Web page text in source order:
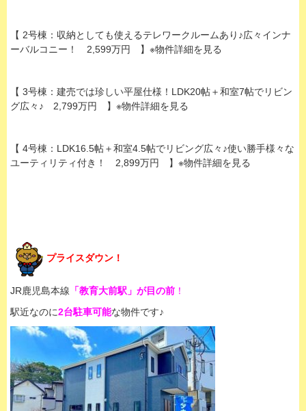
【 2号棟：収納としても使えるテレワークルームあり♪広々インナ
ーバルコニー！ 2,599万円 】※物件詳細を見る
【 3号棟：建売では珍しい平屋仕様！LDK20帖＋和室7帖でリビン
グ広々♪ 2,799万円 】※物件詳細を見る
【 4号棟：LDK16.5帖＋和室4.5帖でリビング広々♪使い勝手様々な
ユーティリティ付き！ 2,899万円 】※物件詳細を見る
プライスダウン！
JR鹿児島本線 「教育大前駅」が目の前 ！
駅近なのに2台駐車可能な物件です♪